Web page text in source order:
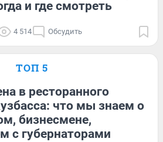
и где смотреть
4 514 Обсудить
ТОП 5
в ресторанного
что мы знаем о
бизнесмене,
с губернаторами